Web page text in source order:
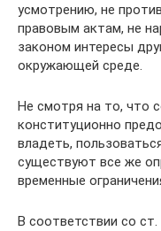
усмотрению, не
правовым актам, не
законом интересы
окружающей среде.
Не смотря на то, что
конституционно
владеть,
существуют все же
временные
В соответствии со